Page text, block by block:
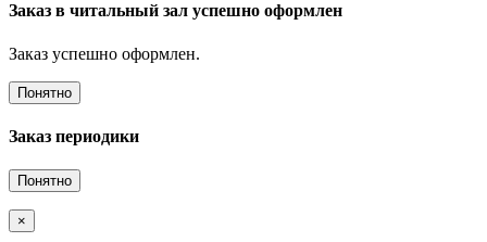
Заказ в читальный зал успешно оформлен
Заказ успешно оформлен.
Понятно
Заказ периодики
Понятно
×